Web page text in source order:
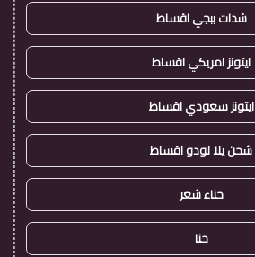
شدات ببجي اقساط
ايتونز امريكي اقساط
ايتونز سعودي اقساط
شحن يلا لودو اقساط
حناء شعر
حنا